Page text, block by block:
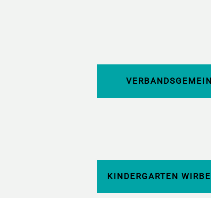
KINDERGARTEN